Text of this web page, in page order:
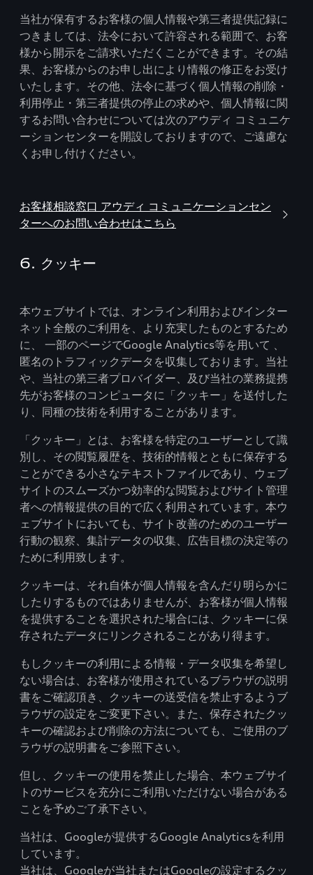
当社が保有するお客様の個人情報や第三者提供記録に
つきましては、法令において許容される範囲で、お客
様から開示をご請求いただくことができます。その結
果、お客様からのお申し出により情報の修正をお受け
いたします。その他、法令に基づく個人情報の削除・
利用停止・第三者提供の停止の求めや、個人情報に関
するお問い合わせについては次のアウディ コミュニケ
ーションセンターを開設しておりますので、ご遠慮な
くお申し付けください。
お客様相談窓口 アウディ コミュニケーションセン
ターへのお問い合わせはこちら
6. クッキー
本ウェブサイトでは、オンライン利用およびインター
ネット全般のご利用を、より充実したものとするため
に、 一部のページでGoogle Analytics等を用いて 、
匿名のトラフィックデータを収集しております。当社
や、当社の第三者プロバイダー、及び当社の業務提携
先がお客様のコンピュータに「クッキー」を送付した
り、同種の技術を利用することがあります。
「クッキー」とは、お客様を特定のユーザーとして識
別し、その閲覧履歴を、技術的情報とともに保存する
ことができる小さなテキストファイルであり、ウェブ
サイトのスムーズかつ効率的な閲覧およびサイト管理
者への情報提供の目的で広く利用されています。本ウ
ェブサイトにおいても、サイト改善のためのユーザー
行動の観察、集計データの収集、広告目標の決定等の
ために利用致します。
クッキーは、それ自体が個人情報を含んだり明らかに
したりするものではありませんが、お客様が個人情報
を提供することを選択された場合には、クッキーに保
存されたデータにリンクされることがあり得ます。
もしクッキーの利用による情報・データ収集を希望し
ない場合は、お客様が使用されているブラウザの説明
書をご確認頂き、クッキーの送受信を禁止するようブ
ラウザの設定をご変更下さい。また、保存されたクッ
キーの確認および削除の方法についても、ご使用のブ
ラウザの説明書をご参照下さい。
但し、クッキーの使用を禁止した場合、本ウェブサイ
トのサービスを充分にご利用いただけない場合がある
ことを予めご了承下さい。
当社は、Googleが提供するGoogle Analyticsを利用
しています。
当社は、Googleが当社またはGoogleの設定するクッ